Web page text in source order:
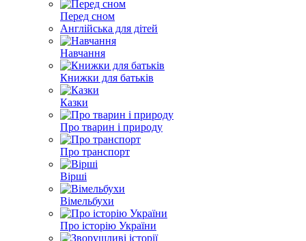
Перед сном
Англійська для дітей
Навчання
Книжки для батьків
Казки
Про тварин і природу
Про транспорт
Вірші
Вімельбухи
Про історію України